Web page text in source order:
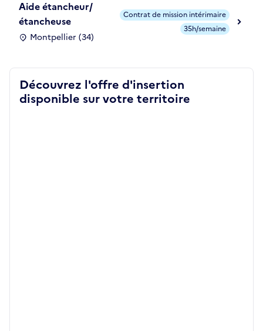
Aide étancheur/
étancheuse
Montpellier (34)
Contrat de mission intérimaire
35h/semaine
Découvrez l'offre d'insertion
disponible sur votre territoire